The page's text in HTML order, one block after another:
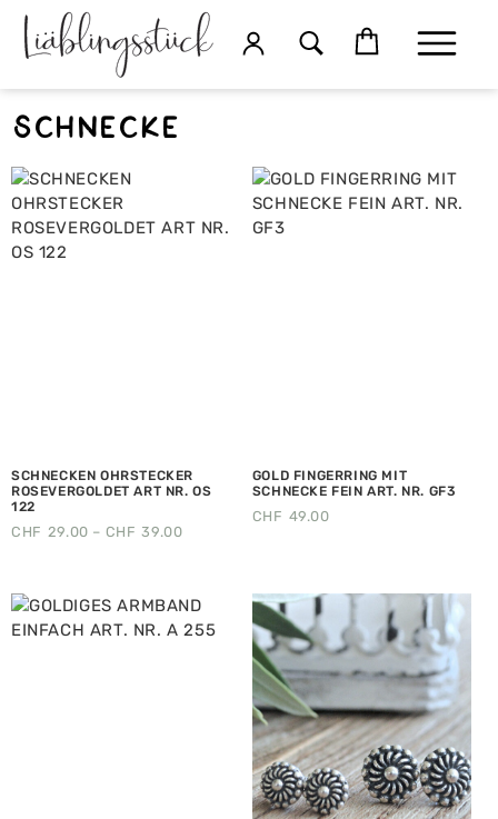
Schnecke
SCHNECKEN OHRSTECKER
ROSEVERGOLDET ART NR. OS
122
CHF 29.00 – CHF 39.00
GOLD FINGERRING MIT
SCHNECKE FEIN ART. NR. GF3
CHF 49.00